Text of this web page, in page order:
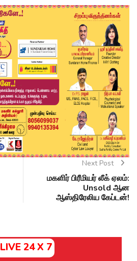
Next Post
மகளிர் பிரீமியர் லீக் ஏலம்:
Unsold ஆன
ஆஸ்திரேலிய கேப்டன்!
LIVE 24 X 7